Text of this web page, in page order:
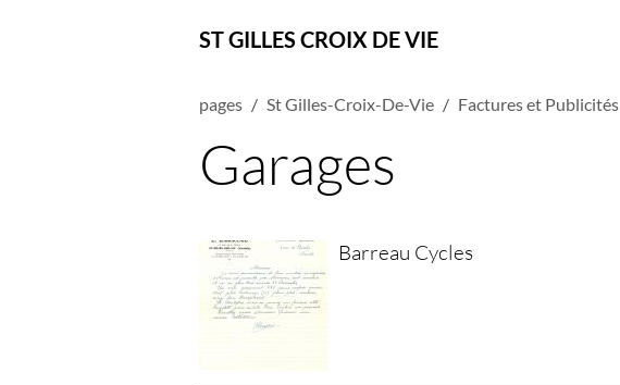
ST GILLES CROIX DE VIE
pages St Gilles-Croix-De-Vie Factures et Publicités
Garages
Barreau Cycles